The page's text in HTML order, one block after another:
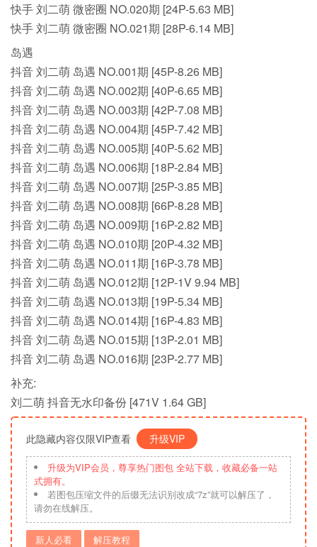
快手 刘二萌 微密圈 NO.020期 [24P-5.63 MB]
快手 刘二萌 微密圈 NO.021期 [28P-6.14 MB]
岛遇
抖音 刘二萌 岛遇 NO.001期 [45P-8.26 MB]
抖音 刘二萌 岛遇 NO.002期 [40P-6.65 MB]
抖音 刘二萌 岛遇 NO.003期 [42P-7.08 MB]
抖音 刘二萌 岛遇 NO.004期 [45P-7.42 MB]
抖音 刘二萌 岛遇 NO.005期 [40P-5.62 MB]
抖音 刘二萌 岛遇 NO.006期 [18P-2.84 MB]
抖音 刘二萌 岛遇 NO.007期 [25P-3.85 MB]
抖音 刘二萌 岛遇 NO.008期 [66P-8.28 MB]
抖音 刘二萌 岛遇 NO.009期 [16P-2.82 MB]
抖音 刘二萌 岛遇 NO.010期 [20P-4.32 MB]
抖音 刘二萌 岛遇 NO.011期 [16P-3.78 MB]
抖音 刘二萌 岛遇 NO.012期 [12P-1V 9.94 MB]
抖音 刘二萌 岛遇 NO.013期 [19P-5.34 MB]
抖音 刘二萌 岛遇 NO.014期 [16P-4.83 MB]
抖音 刘二萌 岛遇 NO.015期 [13P-2.01 MB]
抖音 刘二萌 岛遇 NO.016期 [23P-2.77 MB]
补充:
刘二萌 抖音无水印备份 [471V 1.64 GB]
此隐藏内容仅限VIP查看 升级VIP
升级为VIP会员，尊享热门图包 全站下载，收藏必备一站
式拥有。
若图包压缩文件的后缀无法识别改成“7z”就可以解压了，
请勿在线解压。
新人必看 解压教程